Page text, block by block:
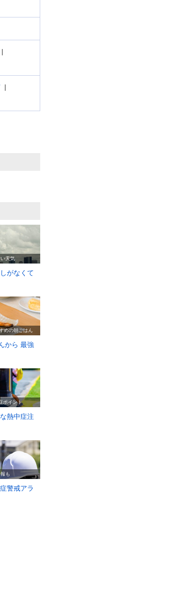
がなくて
天気
から 最強
めの朝ごはん
熱中症注
ポイント
警戒アラ
も